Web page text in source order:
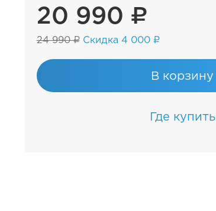
20 990 ₽
24 990 ₽ Скидка 4 000 ₽
В корзину
Где купить